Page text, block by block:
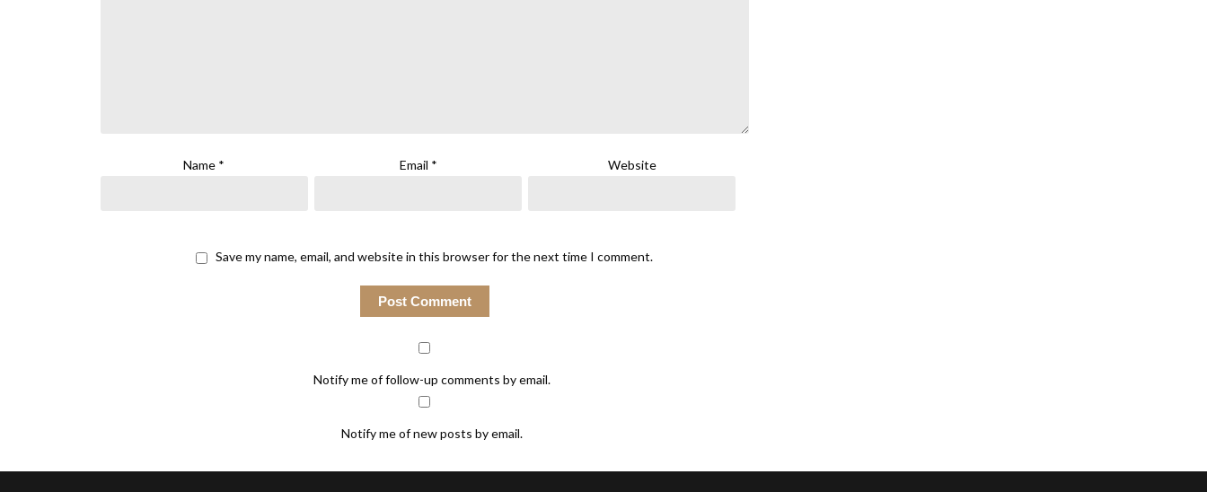
Name * Email * Website
Save my name, email, and website in this browser for the next time I comment.
Notify me of follow-up comments by email.
Notify me of new posts by email.